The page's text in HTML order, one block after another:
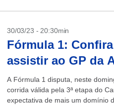
30/03/23 - 20:30min
Fórmula 1:
assistir ao GP da
A Fórmula 1 disputa, neste
corrida válida pela 3ª etapa do
expectativa de mais um domínio